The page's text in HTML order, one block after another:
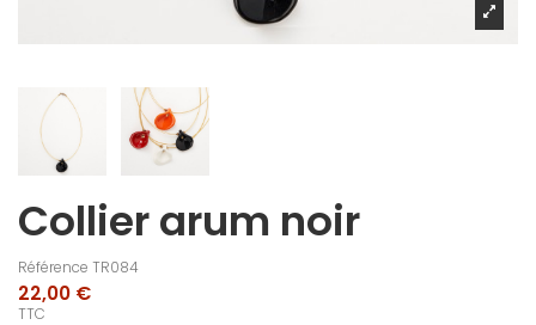
Collier arum noir
Référence TR084
22,00 €
TTC